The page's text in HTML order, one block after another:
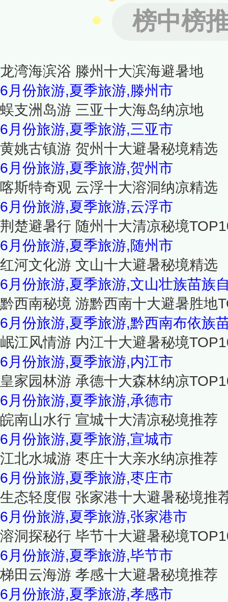
榜中榜
龙湾海滨浴 滕州十大滨海避暑地
6月份旅游,夏季旅游,滕州市
蜈支洲岛游 三亚十大海岛纳凉地
6月份旅游,夏季旅游,三亚市
黄姚古镇游 贺州十大避暑秘境精选
6月份旅游,夏季旅游,贺州市
喀斯特奇观 云浮十大溶洞纳凉精选
6月份旅游,夏季旅游,云浮市
荆楚避暑行 随州十大清凉秘境
6月份旅游,夏季旅游,随州市
红河文化游 文山十大避暑秘境精选
6月份旅游,夏季旅游,文山壮族苗族
黔西南秘境 游黔西南十大避暑胜地
6月份旅游,夏季旅游,黔西南布依族
岷江风情游 内江十大避暑秘境
6月份旅游,夏季旅游,内江市
皇家园林游 承德十大森林纳凉
6月份旅游,夏季旅游,承德市
皖南山水行 宣城十大清凉秘境推荐
6月份旅游,夏季旅游,宣城市
江北水城游 枣庄十大亲水纳凉推荐
6月份旅游,夏季旅游,枣庄市
生态轻度假 张家港十大避暑秘境推
6月份旅游,夏季旅游,张家港市
溶洞探秘行 毕节十大避暑秘境
6月份旅游,夏季旅游,毕节市
梯田云海游 孝感十大避暑秘境推荐
6月份旅游,夏季旅游,孝感市